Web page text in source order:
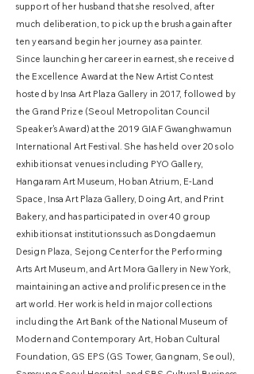
support of her husband that she resolved, after
much deliberation, to pick up the brush again after
ten years and begin her journey as a painter.
Since launching her career in earnest, she received
the Excellence Award at the New Artist Contest
hosted by Insa Art Plaza Gallery in 2017, followed by
the Grand Prize (Seoul Metropolitan Council
Speaker's Award) at the 2019 GIAF Gwanghwamun
International Art Festival. She has held over 20 solo
exhibitions at venues including PYO Gallery,
Hangaram Art Museum, Hoban Atrium, E-Land
Space, Insa Art Plaza Gallery, Doing Art, and Print
Bakery, and has participated in over 40 group
exhibitions at institutions such as Dongdaemun
Design Plaza, Sejong Center for the Performing
Arts Art Museum, and Art Mora Gallery in New York,
maintaining an active and prolific presence in the
art world. Her work is held in major collections
including the Art Bank of the National Museum of
Modern and Contemporary Art, Hoban Cultural
Foundation, GS EPS (GS Tower, Gangnam, Seoul),